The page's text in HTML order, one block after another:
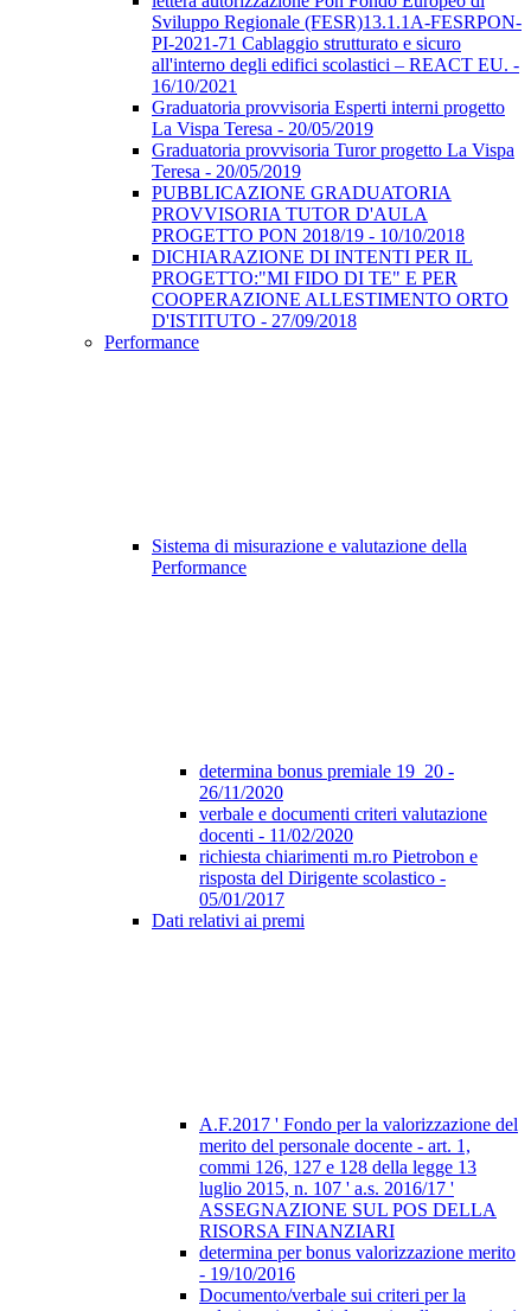
Sviluppo Regionale (FESR)13.1.1A-FESRPON-
PI-2021-71 Cablaggio strutturato e sicuro
all'interno degli edifici scolastici – REACT EU. -
16/10/2021
Graduatoria provvisoria Esperti interni progetto
La Vispa Teresa - 20/05/2019
Graduatoria provvisoria Turor progetto La Vispa
Teresa - 20/05/2019
PUBBLICAZIONE GRADUATORIA
PROVVISORIA TUTOR D'AULA
PROGETTO PON 2018/19 - 10/10/2018
DICHIARAZIONE DI INTENTI PER IL
PROGETTO:"MI FIDO DI TE" E PER
COOPERAZIONE ALLESTIMENTO ORTO
D'ISTITUTO - 27/09/2018
Performance
Sistema di misurazione e valutazione della
Performance
determina bonus premiale 19_20 -
26/11/2020
verbale e documenti criteri valutazione
docenti - 11/02/2020
richiesta chiarimenti m.ro Pietrobon e
risposta del Dirigente scolastico -
05/01/2017
Dati relativi ai premi
A.F.2017 ' Fondo per la valorizzazione del
merito del personale docente - art. 1,
commi 126, 127 e 128 della legge 13
luglio 2015, n. 107 ' a.s. 2016/17 '
ASSEGNAZIONE SUL POS DELLA
RISORSA FINANZIARI
determina per bonus valorizzazione merito
- 19/10/2016
Documento/verbale sui criteri per la